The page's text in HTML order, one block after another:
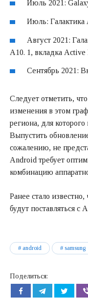
Июль 2021:
Июль: Галактика
Август 2021:
A10. 1, вкладка Active
Сентябрь 2021:
Следует отметить,
изменения в этом
региона, для
Выпустить
сожалению, не
Android требует
комбинацию
Ранее стало
будут поставляться с
android samsung
Поделиться: